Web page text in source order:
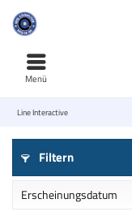
Menü
Line Interactive
Filtern